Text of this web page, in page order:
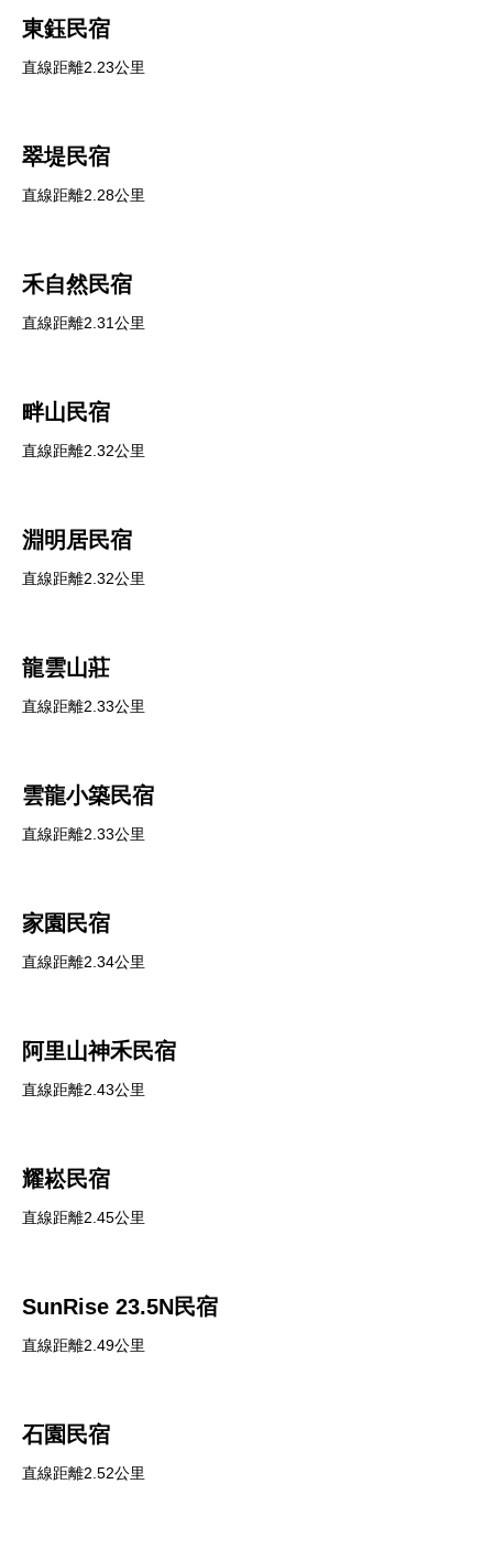
東鈺民宿
直線距離2.23公里
翠堤民宿
直線距離2.28公里
禾自然民宿
直線距離2.31公里
畔山民宿
直線距離2.32公里
淵明居民宿
直線距離2.32公里
龍雲山莊
直線距離2.33公里
雲龍小築民宿
直線距離2.33公里
家園民宿
直線距離2.34公里
阿里山神禾民宿
直線距離2.43公里
耀崧民宿
直線距離2.45公里
SunRise 23.5N民宿
直線距離2.49公里
石園民宿
直線距離2.52公里